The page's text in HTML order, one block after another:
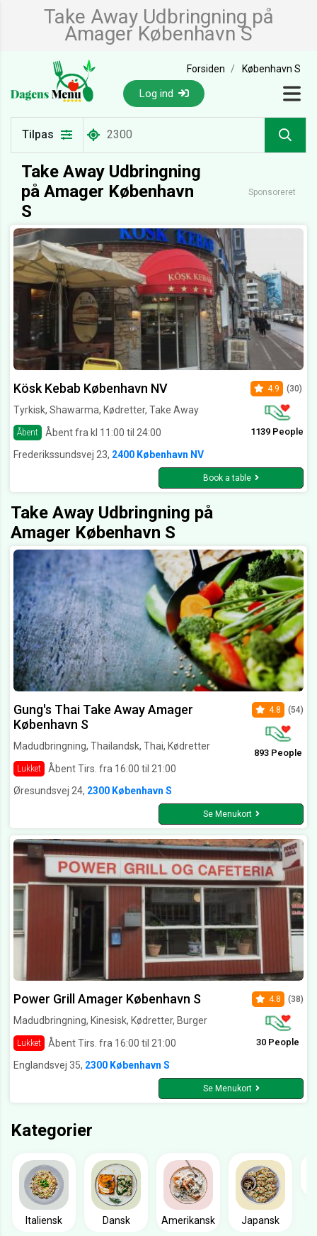
Take Away Udbringning på
Amager København S
Forsiden København S
Log ind
Tilpas
Take Away Udbringning
på Amager København
S
Sponsoreret
Kösk Kebab København NV
Tyrkisk, Shawarma, Kødretter, Take Away
Åbent Åbent fra kl 11:00 til 24:00
4.9 (30)
1139 People
Frederikssundsvej 23, 2400 København NV
Book a table
Take Away Udbringning på
Amager København S
Gung's Thai Take Away Amager
København S
Madudbringning, Thailandsk, Thai, Kødretter
Lukket Åbent Tirs. fra 16:00 til 21:00
4.8 (54)
893 People
Øresundsvej 24, 2300 København S
Se Menukort
Power Grill Amager København S
Madudbringning, Kinesisk, Kødretter, Burger
Lukket Åbent Tirs. fra 16:00 til 21:00
4.8 (38)
30 People
Englandsvej 35, 2300 København S
Se Menukort
Kategorier
Italiensk Dansk Amerikansk Japansk